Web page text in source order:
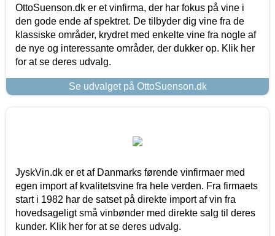
OttoSuenson.dk er et vinfirma, der har fokus på vine i
den gode ende af spektret. De tilbyder dig vine fra de
klassiske områder, krydret med enkelte vine fra nogle af
de nye og interessante områder, der dukker op. Klik her
for at se deres udvalg.
Se udvalget på OttoSuenson.dk
JyskVin.dk er et af Danmarks førende vinfirmaer med
egen import af kvalitetsvine fra hele verden. Fra firmaets
start i 1982 har de satset på direkte import af vin fra
hovedsageligt små vinbønder med direkte salg til deres
kunder. Klik her for at se deres udvalg.